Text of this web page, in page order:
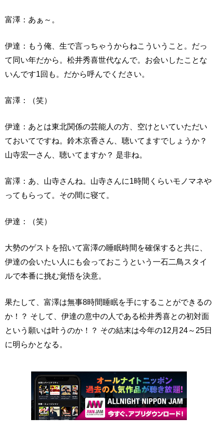
富澤：あぁ～。
伊達：もう俺、生で言っちゃうからねこういうこと。だっ
て同い年だから。松井秀喜世代なんで。お会いしたことな
いんです1回も。だから呼んでください。
富澤：（笑）
伊達：あとは東北関係の芸能人の方、空けといていただい
ておいてですね。鈴木京香さん、聴いてますでしょうか？
山寺宏一さん、聴いてますか？ 是非ね。
富澤：あ、山寺さんね。山寺さんに1時間くらいモノマネや
ってもらって。その間に寝て。
伊達：（笑）
大勢のゲストを招いて富澤の睡眠時間を確保すると共に、
伊達の会いたい人にも会っておこうという一石二鳥スタイ
ルで本番に挑む覚悟を決意。
果たして、富澤は無事8時間睡眠を手にすることができるの
か！？ そして、伊達の意中の人である松井秀喜との初対面
という願いは叶うのか！？ その結末は今年の12月24～25日
に明らかとなる。